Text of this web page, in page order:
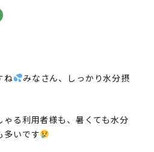
ね
みなさん、しっかり水分摂
る利用者様も、暑くても水分
多いです